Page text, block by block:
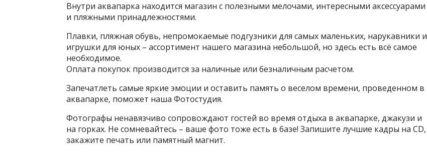
Внутри аквапарка находится магазин с полезными мелочами, интересными аксессуарами
и пляжными принадлежностями.
Плавки, пляжная обувь, непромокаемые подгузники для самых маленьких, нарукавники и
игрушки для юных – ассортимент нашего магазина небольшой, но здесь есть всё самое
необходимое.
Оплата покупок производится за наличные или безналичным расчетом.
Запечатлеть самые яркие эмоции и оставить память о веселом времени, проведенном в
аквапарке, поможет наша Фотостудия.
Фотографы ненавязчиво сопровождают гостей во время отдыха в аквапарке, джакузи и
на горках. Не сомневайтесь – ваше фото тоже есть в базе! Запишите лучшие кадры на CD,
закажите печать или памятный магнит.